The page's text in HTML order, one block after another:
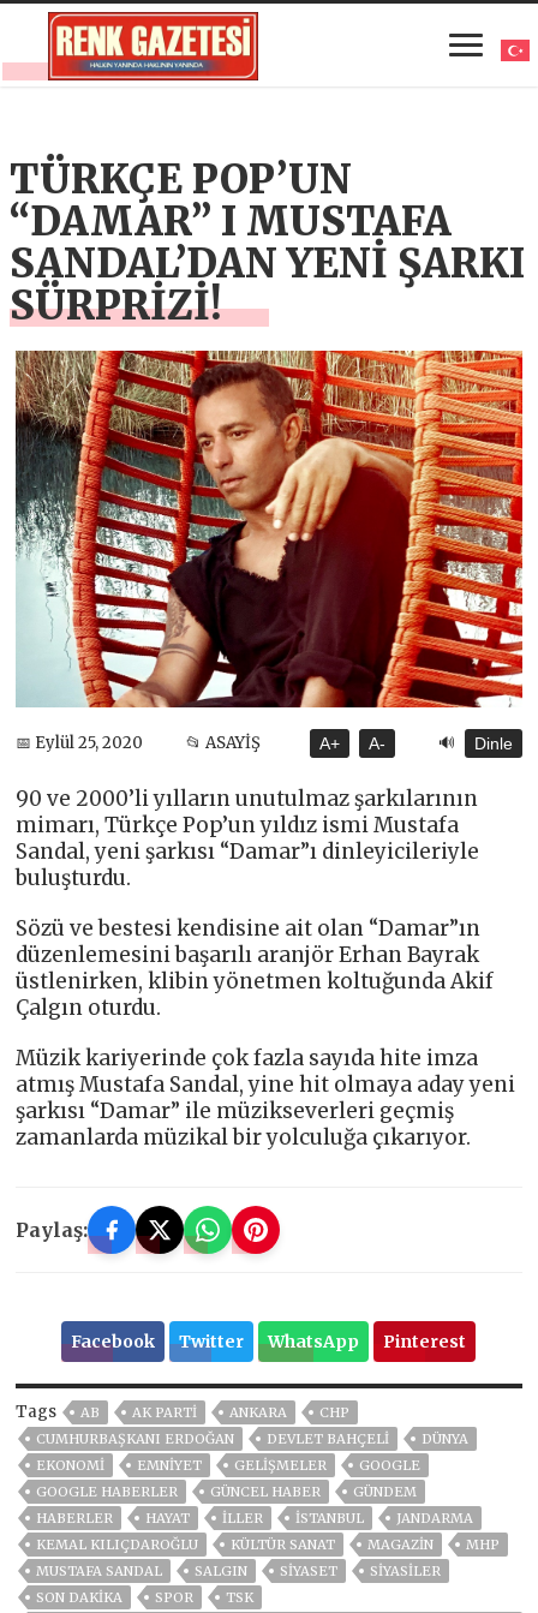
TÜRKÇE POP’UN
“DAMAR” I MUSTAFA
SANDAL’DAN YENİ ŞARKI
SÜRPRİZİ!
📅 Eylül 25, 2020 📂 ASAYİŞ A+ A- 🔊 Dinle
90 ve 2000’li yılların unutulmaz şarkılarının
mimarı, Türkçe Pop’un yıldız ismi Mustafa
Sandal, yeni şarkısı “Damar”ı dinleyicileriyle
buluşturdu.
Sözü ve bestesi kendisine ait olan “Damar”ın
düzenlemesini başarılı aranjör Erhan Bayrak
üstlenirken, klibin yönetmen koltuğunda Akif
Çalgın oturdu.
Müzik kariyerinde çok fazla sayıda hite imza
atmış Mustafa Sandal, yine hit olmaya aday yeni
şarkısı “Damar” ile müzikseverleri geçmiş
zamanlarda müzikal bir yolculuğa çıkarıyor.
Paylaş:
Facebook Twitter WhatsApp Pinterest
Tags AB AK PARTİ ANKARA
CHP
CUMHURBAŞKANI ERDOĞAN
DEVLET BAHÇELİ
DÜNYA
EKONOMİ
EMNİYET GELIŞMELER
GOOGLE
GOOGLE HABERLER
GÜNCEL HABER
GÜNDEM
HABERLER
HAYAT İLLER ISTANBUL
JANDARMA
KEMAL KILIÇDAROĞLU
KÜLTÜR SANAT MAGAZİN
MHP
MUSTAFA SANDAL
SALGIN SİYASET
SİYASİLER
SON DAKIKA
SPOR
TSK